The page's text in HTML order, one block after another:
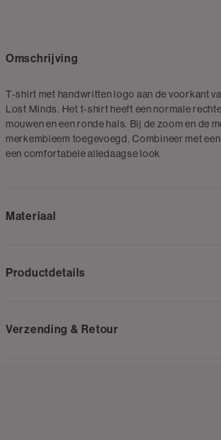
Omschrijving
T-shirt met handwritten logo aan de voorkant
Lost Minds. Het t-shirt heeft een normale
mouwen en een ronde hals. Bij de zoom en de
merkembleem toegevoegd. Combineer met een
een comfortabele alledaagse look
Materiaal
Productdetails
Verzending & Retour